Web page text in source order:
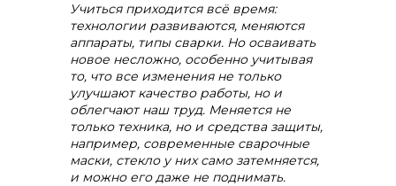
Учиться приходится всё время:
технологии развиваются, меняются
аппараты, типы сварки. Но осваивать
новое несложно, особенно учитывая
то, что все изменения не только
улучшают качество работы, но и
облегчают наш труд. Меняется не
только техника, но и средства защиты,
например, современные сварочные
маски, стекло у них само затемняется,
и можно его даже не поднимать.